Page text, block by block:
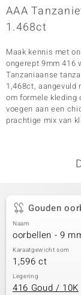
AAA
1.468ct
Maak kennis met
ongerept 9mm 416
Tanzaniaanse
1,468ct, aangevuld
om formele kleding
voegen aan een
prachtige mix van
Gouden
Naam
oorbellen - 9
Karaatgewicht som
1,596 ct
Legering
416 Goud / 10K